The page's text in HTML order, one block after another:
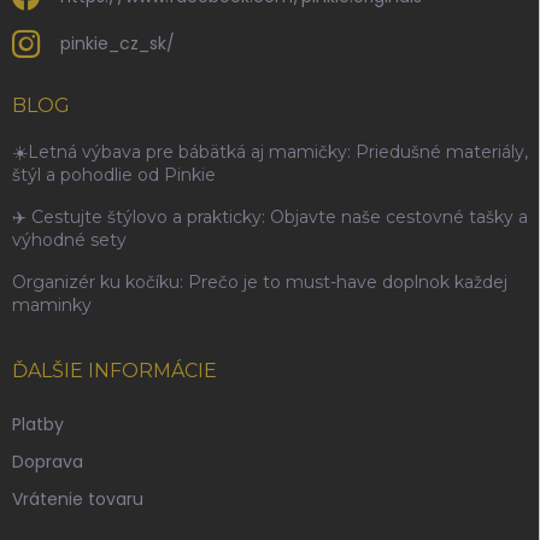
pinkie_cz_sk/
BLOG
☀️Letná výbava pre bábätká aj mamičky: Priedušné materiály,
štýl a pohodlie od Pinkie
✈️ Cestujte štýlovo a prakticky: Objavte naše cestovné tašky a
výhodné sety
Organizér ku kočíku: Prečo je to must-have doplnok každej
maminky
ĎALŠIE INFORMÁCIE
Platby
Doprava
Vrátenie tovaru